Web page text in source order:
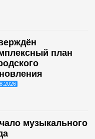
план
музыкального